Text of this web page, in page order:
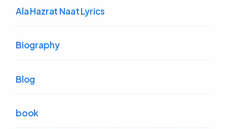
Ala Hazrat Naat Lyrics
Biography
Blog
book